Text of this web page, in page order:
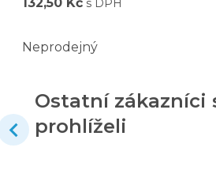
132,50 Kč s DPH
Neprodejný
Ostatní zákazníci
prohlíželi